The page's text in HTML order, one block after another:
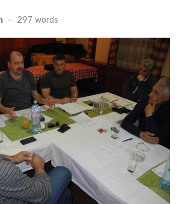
- 297 words